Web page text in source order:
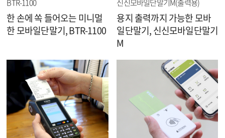
BTR-1100
한 손에 쏙 들어오는 미니멀
한 모바일단말기, BTR-1100
신신모바일단말기M(출력용)
용지 출력까지 가능한 모바
일단말기, 신신모바일단말기
M